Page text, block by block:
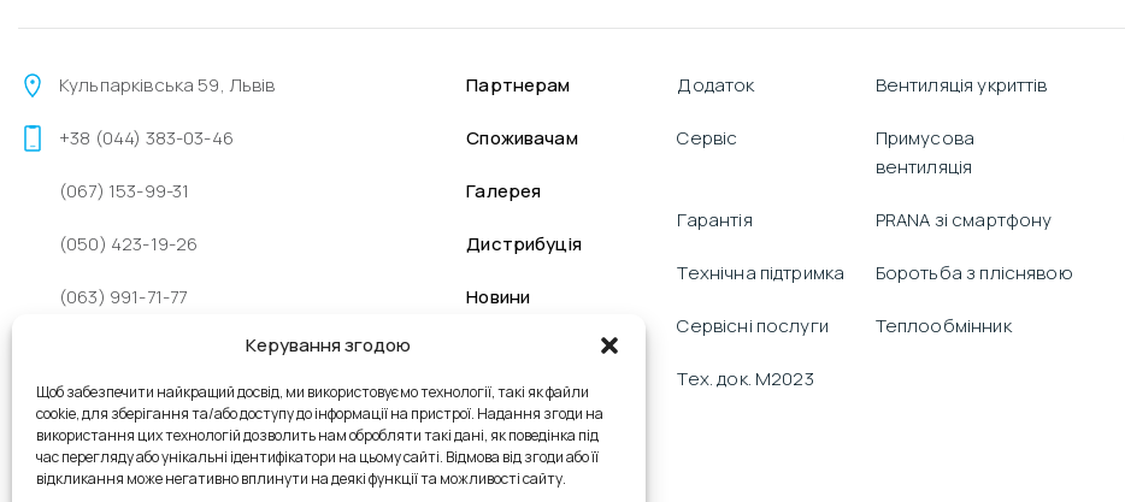
Керування згодою
Щоб забезпечити найкращий досвід, ми використовуємо технології, такі як файли
cookie, для зберігання та/або доступу до інформації на пристрої. Надання згоди на
використання цих технологій дозволить нам обробляти такі дані, як поведінка під
час перегляду або унікальні ідентифікатори на цьому сайті. Відмова від згоди або її
відкликання може негативно вплинути на деякі функції та можливості сайту.
Кульпарківська 59, Львів
+38 (044) 383-03-46
(067) 153-99-31
(050) 423-19-26
(063) 991-71-77
+38 (096) 262-48-98
Пн - Пт: 9:00 - 18:00
Партнерам
Споживачам
Галерея
Дистрибуція
Новини
Додаток Вентиляція укриттів
Сервіс
Примусова
вентиляція
Гарантія PRANA зі смартфону
Технічна підтримка Боротьба з пліснявою
Сервісні послуги Теплообмінник
Тех. док. M2023